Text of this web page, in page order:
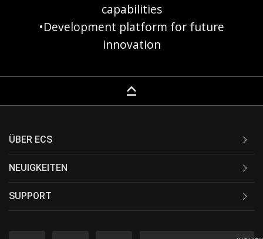
capabilities
•Development platform for future
innovation
keyboard_capslock
ÜBER ECS
NEUIGKEITEN
SUPPORT